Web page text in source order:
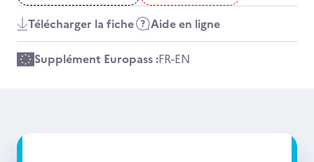
Télécharger la fiche Aide en ligne
Supplément Europass :FR-EN